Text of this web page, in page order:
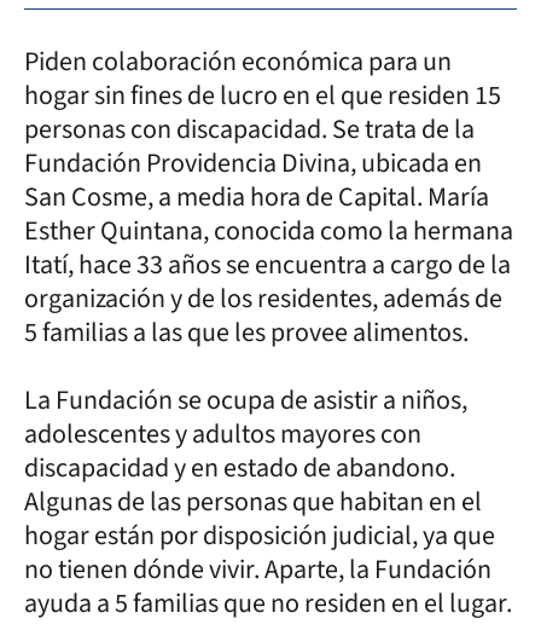
Piden colaboración económica para un
hogar sin fines de lucro en el que residen 15
personas con discapacidad. Se trata de la
Fundación Providencia Divina, ubicada en
San Cosme, a media hora de Capital. María
Esther Quintana, conocida como la hermana
Itatí, hace 33 años se encuentra a cargo de la
organización y de los residentes, además de
5 familias a las que les provee alimentos.
La Fundación se ocupa de asistir a niños,
adolescentes y adultos mayores con
discapacidad y en estado de abandono.
Algunas de las personas que habitan en el
hogar están por disposición judicial, ya que
no tienen dónde vivir. Aparte, la Fundación
ayuda a 5 familias que no residen en el lugar.